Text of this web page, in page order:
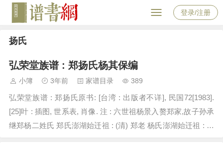
登录/注册
扬氏
弘荣堂族谱 : 郑扬氏杨其保编
小簿 3年前 家谱目录 389
弘荣堂族谱 : 郑扬氏原书: [台湾 : 出版者不详], 民国72[1983].
[25]叶 : 插图, 世系表, 肖像. 注 : 六世祖杨景入赘郑家,故子孙承
继郑杨二姓氏 郑氏澎湖始迁祖 : (清) 郑老 杨氏澎湖始迁祖 : 杨